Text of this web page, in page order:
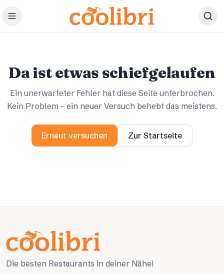
Zum Hauptinhalt springen
Da ist etwas schiefgelaufen
Ein unerwarteter Fehler hat diese Seite unterbrochen.
Kein Problem – ein neuer Versuch behebt das meistens.
Erneut versuchen Zur Startseite
Die besten Restaurants in deiner Nähe!